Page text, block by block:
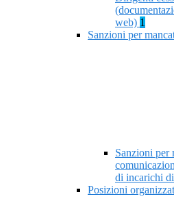
web) 1
Sanzioni per
Sanzioni per
di incarichi
Posizioni